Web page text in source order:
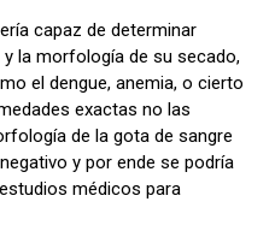
capaz de determinar
la morfología de su secado,
el dengue, anemia, o cierto
exactas no las
de la gota de sangre
y por ende se podría
médicos para